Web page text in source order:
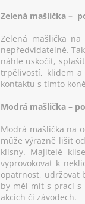
Zelená mašlička –
Zelená mašlička
nepředvídatelně.
náhle uskočit,
trpělivostí, klidem
kontaktu s tímto
Modrá mašlička –
Modrá mašlička na
může výrazně lišit
klisny. Majitelé
vyprovokovat k
opatrnost, udržovat
by měl mít s prací s
akcích či závodech.